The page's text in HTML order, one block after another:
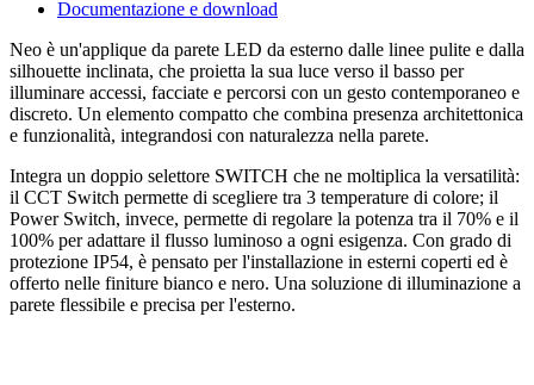
Documentazione e download
Neo è un'applique da parete LED da esterno dalle linee pulite e dalla
silhouette inclinata, che proietta la sua luce verso il basso per
illuminare accessi, facciate e percorsi con un gesto contemporaneo e
discreto. Un elemento compatto che combina presenza architettonica
e funzionalità, integrandosi con naturalezza nella parete.
Integra un doppio selettore SWITCH che ne moltiplica la versatilità:
il CCT Switch permette di scegliere tra 3 temperature di colore; il
Power Switch, invece, permette di regolare la potenza tra il 70% e il
100% per adattare il flusso luminoso a ogni esigenza. Con grado di
protezione IP54, è pensato per l'installazione in esterni coperti ed è
offerto nelle finiture bianco e nero. Una soluzione di illuminazione a
parete flessibile e precisa per l'esterno.